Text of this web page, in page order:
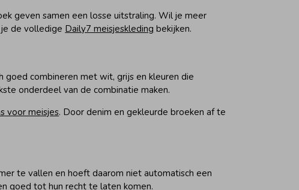
geven samen een losse uitstraling. Wil je meer
de volledige Daily7 meisjeskleding bekijken.
goed combineren met wit, grijs en kleuren die
onderdeel van de combinatie maken.
voor meisjes. Door denim en gekleurde broeken af te
te vallen en hoeft daarom niet automatisch een
goed tot hun recht te laten komen.